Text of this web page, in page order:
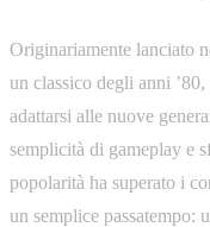
Originariamente lanciato
un classico degli anni ’80,
adattarsi alle nuove
semplicità di gameplay e
popolarità ha superato i
un semplice passatempo: